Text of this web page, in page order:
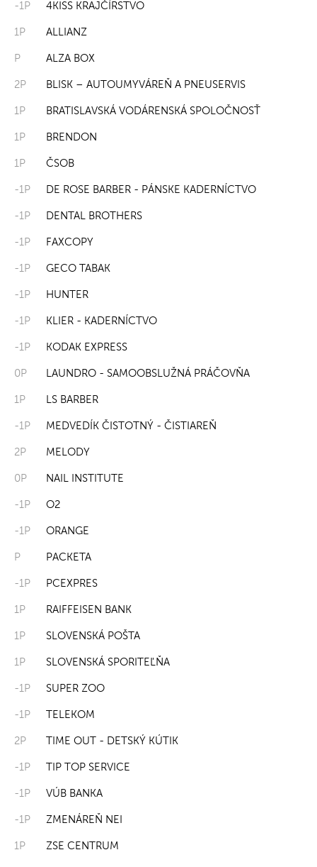
-1P 4KISS KRAJČÍRSTVO
1P ALLIANZ
P ALZA BOX
2P BLISK – AUTOUMYVÁREŇ A PNEUSERVIS
1P BRATISLAVSKÁ VODÁRENSKÁ SPOLOČNOSŤ
1P BRENDON
1P ČSOB
-1P DE ROSE BARBER - PÁNSKE KADERNÍCTVO
-1P DENTAL BROTHERS
-1P FAXCOPY
-1P GECO TABAK
-1P HUNTER
-1P KLIER - KADERNÍCTVO
-1P KODAK EXPRESS
0P LAUNDRO - SAMOOBSLUŽNÁ PRÁČOVŇA
1P LS BARBER
-1P MEDVEDÍK ČISTOTNÝ - ČISTIAREŇ
2P MELODY
0P NAIL INSTITUTE
-1P O2
-1P ORANGE
P PACKETA
-1P PCEXPRES
1P RAIFFEISEN BANK
1P SLOVENSKÁ POŠTA
1P SLOVENSKÁ SPORITEĽŇA
-1P SUPER ZOO
-1P TELEKOM
2P TIME OUT - DETSKÝ KÚTIK
-1P TIP TOP SERVICE
-1P VÚB BANKA
-1P ZMENÁREŇ NEI
1P ZSE CENTRUM